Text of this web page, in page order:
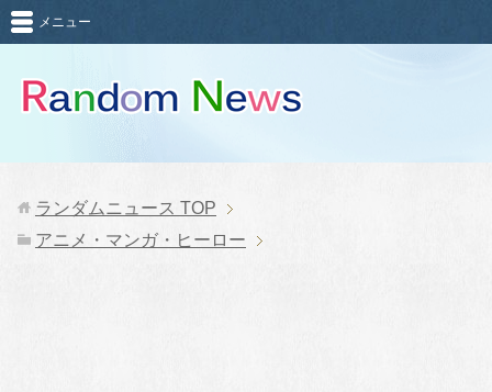
メニュー
ランダムニュース TOP
アニメ・マンガ・ヒーロー